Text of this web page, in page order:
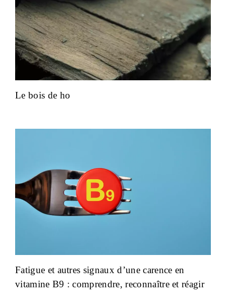
Le bois de ho
Fatigue et autres signaux d’une carence en
vitamine B9 : comprendre, reconnaître et réagir